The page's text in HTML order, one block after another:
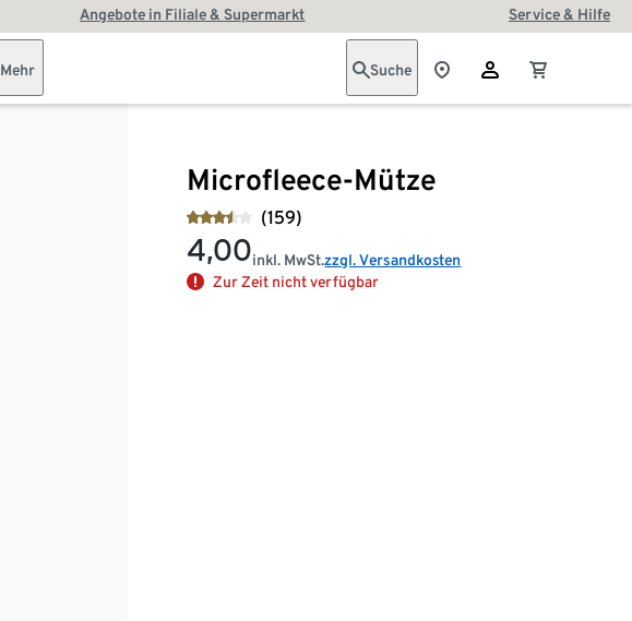
Angebote in Filiale & Supermarkt Service & Hilfe
Mehr Suche
Microfleece-Mütze
(159)
4,00inkl. MwSt.zzgl. Versandkosten
Zur Zeit nicht verfügbar